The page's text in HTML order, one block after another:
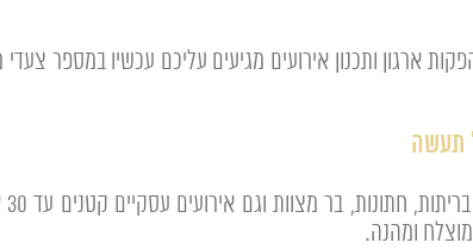
הידע והניסיון שצברנו? מעל 365 ימים של הפקות ארגון ותכנון אירועים מגיעים
ומהנה.